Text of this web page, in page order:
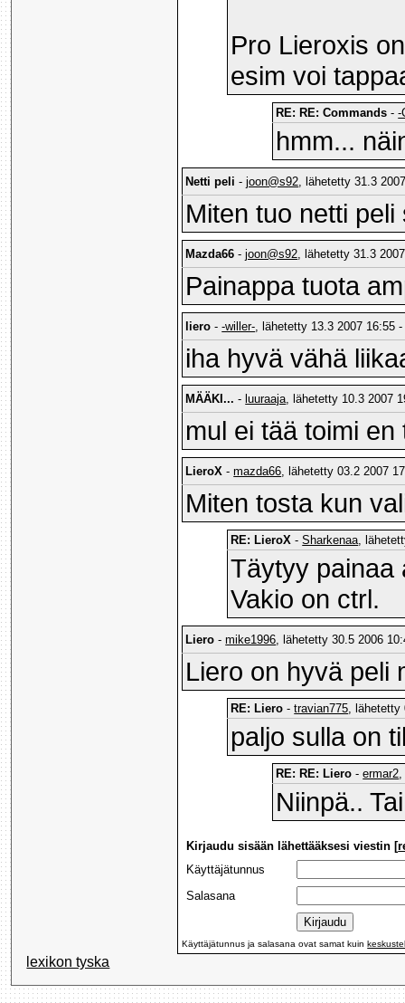
Pro Lieroxis
esim voi
RE: RE: Commands --
hmm...
Netti peli -joon@s92, lähetetty 31.3
Miten tuo netti
Mazda66 -joon@s92, lähetetty 31.3
Painappa tuota
liero --willer-, lähetetty 13.3 2007 16:55
iha hyvä vähä
MÄÄKI... - luuraaja, lähetetty 10.3 2007
mul ei tää toimi
LieroX -mazda66, lähetetty 03.2 2007
Miten tosta kun
RE: LieroX -Sharkenaa,
Täytyy painaa
Vakio on ctrl.
Liero -mike1996, lähetetty 30.5 2006
Liero on hyvä peli
RE: Liero -travian775, lähetetty
paljo sulla on
RE: RE: Liero -ermar2,
Niinpä..
Kirjaudu sisään lähettääksesi viestin [
Käyttäjätunnus
Salasana
Käyttäjätunnus ja salasana ovat samat kuin
lexikon tyska